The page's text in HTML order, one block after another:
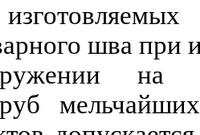
шва при
и на